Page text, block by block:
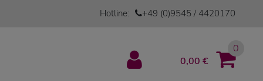
Hotline: +49 (0)9545 / 4420170
0,00 €
0